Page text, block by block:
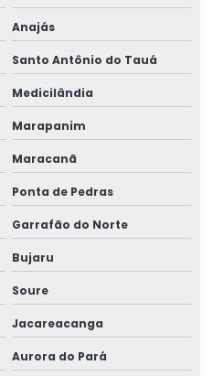
Anajás
Santo Antônio do Tauá
Medicilândia
Marapanim
Maracanã
Ponta de Pedras
Garrafão do Norte
Bujaru
Soure
Jacareacanga
Aurora do Pará